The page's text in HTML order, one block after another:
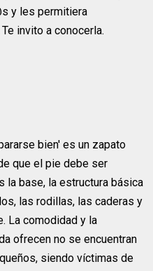
y les permitiera
invito a conocerla.
bien' es un zapato
que el pie debe ser
la base, la estructura básica
las rodillas, las caderas y
La comodidad y la
ofrecen no se encuentran
siendo víctimas de